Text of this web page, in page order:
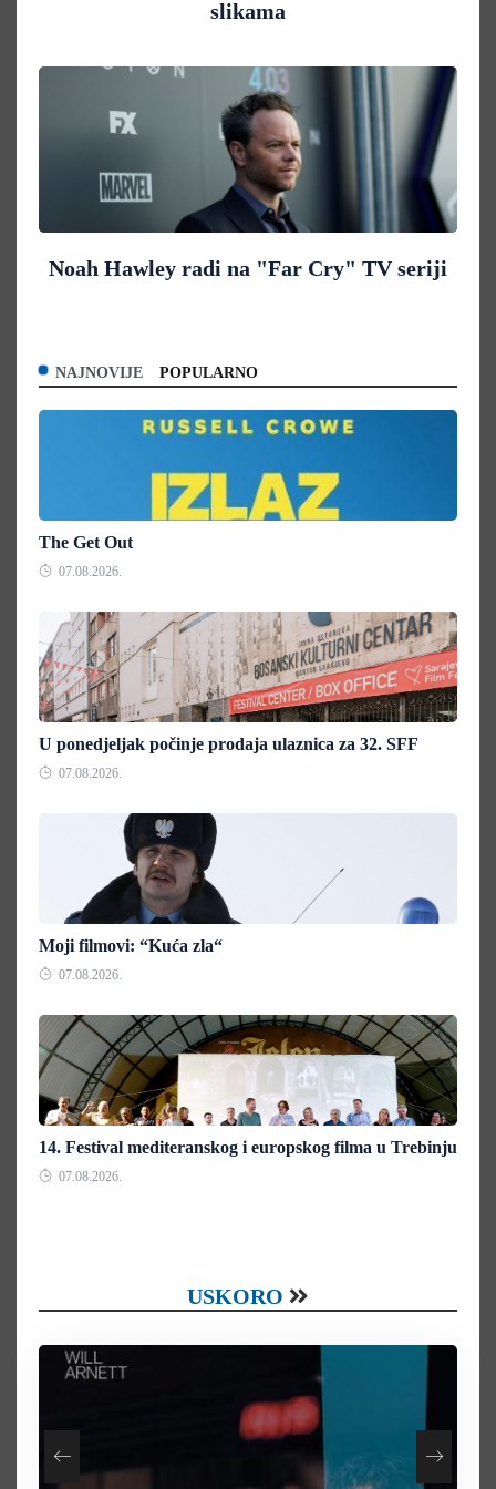
slikama
Noah Hawley radi na "Far Cry" TV seriji
NAJNOVIJE POPULARNO
The Get Out
07.08.2026.
U ponedjeljak počinje prodaja ulaznica za 32. SFF
07.08.2026.
Moji filmovi: “Kuća zla“
07.08.2026.
14. Festival mediteranskog i europskog filma u Trebinju
07.08.2026.
USKORO